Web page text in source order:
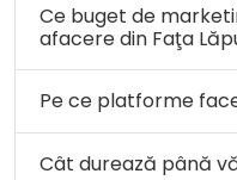
Ce buget de
afacere din Faţa
Pe ce platforme
Cât durează până